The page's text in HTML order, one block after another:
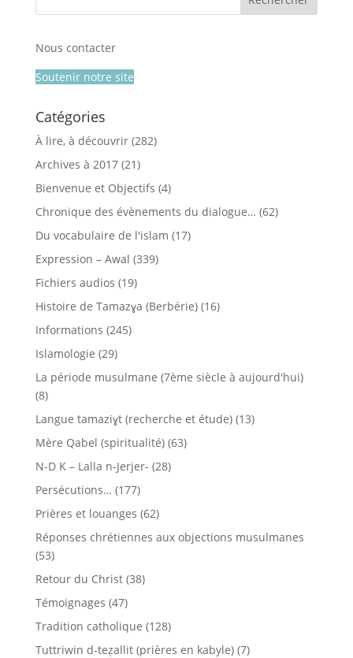
Nous contacter
Soutenir notre site
Catégories
À lire, à découvrir(282)
Archives à 2017(21)
Bienvenue et Objectifs (4)
Chronique des évènements du dialogue… (62)
Du vocabulaire de l'islam (17)
Expression – Awal (339)
Fichiers audios (19)
Histoire de Tamazɣa (Berbérie)(16)
Informations (245)
Islamologie (29)
La période musulmane (7ème siècle à aujourd'hui)
(8)
Langue tamaziɣt (recherche et étude)(13)
Mère Qabel (spiritualité)(63)
N-D K – Lalla n-Jerjer- (28)
Persécutions… (177)
Prières et louanges (62)
Réponses chrétiennes aux objections musulmanes
(53)
Retour du Christ(38)
Témoignages (47)
Tradition catholique (128)
Tuttriwin d-teẓallit (prières en kabyle)(7)